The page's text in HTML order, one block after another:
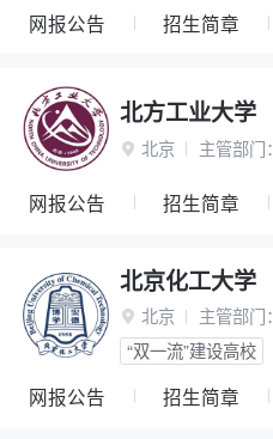
网报公告 招生简章
北方工业大学
 北京 主管部门：
网报公告 招生简章
北京化工大学
 北京 主管部门：
“双一流”建设高校
网报公告 招生简章